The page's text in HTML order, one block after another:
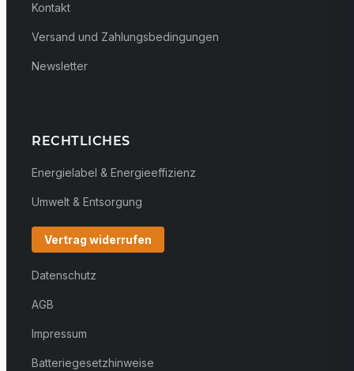
Kontakt
Versand und Zahlungsbedingungen
Newsletter
RECHTLICHES
Energielabel & Energieeffizienz
Umwelt & Entsorgung
Vertrag widerrufen
Datenschutz
AGB
Impressum
Batteriegesetzhinweise